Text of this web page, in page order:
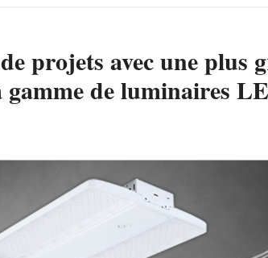
projets avec une plus
de luminaires